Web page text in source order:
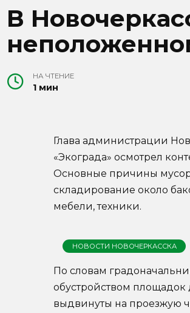
В
НА ЧТЕНИЕ
1 мин
Глава администрации
«Экограда» осмотрел
Основные причины
складирование около
мебели, техники.
НОВОСТИ НОВОЧЕРКАССКА
По словам
обустройством площадок
выдвинуты на проезжую